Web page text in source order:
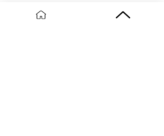
06 avr. 2025, 11:00 – 15:00
Salle Serge Gaytant, Rue Charles